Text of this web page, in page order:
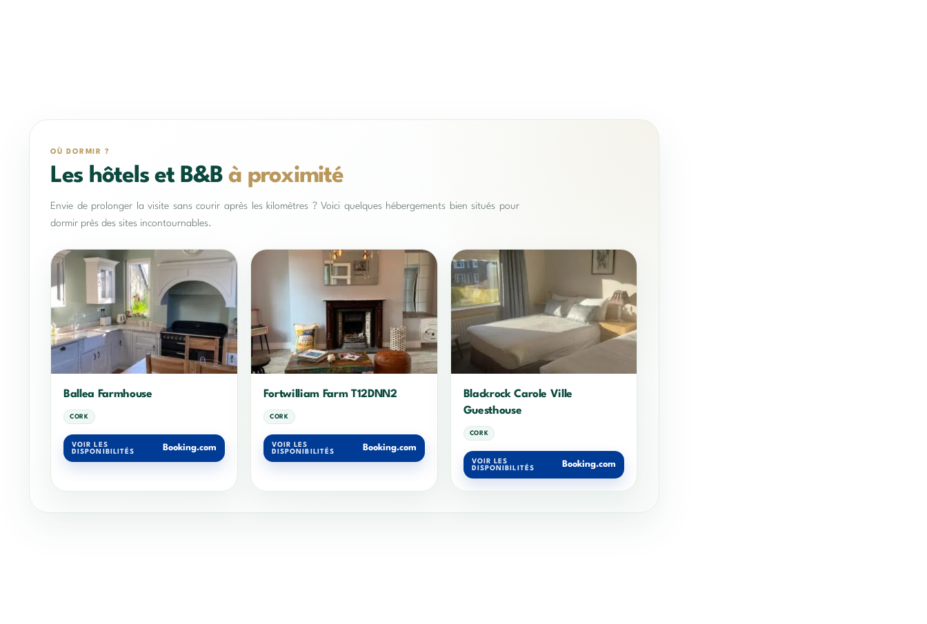
OÙ DORMIR ?
Les hôtels et B&Bà proximité
Envie de prolonger la visite sans courir après les kilomètres ? Voici quelques hébergements bien situés pour
dormir près des sites incontournables.
Ballea Farmhouse
CORK
VOIR LES
DISPONIBILITÉS
Booking.com
Fortwilliam Farm T12DNN2
CORK
VOIR LES
DISPONIBILITÉS
Booking.com
Blackrock Carole Ville
Guesthouse
CORK
VOIR LES
DISPONIBILITÉS
Booking.com